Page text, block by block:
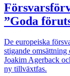
”Goda
De europeiska
stigande
Joakim Agerback
ny tillväxtfas.